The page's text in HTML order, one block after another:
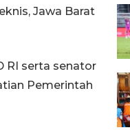
Jawa Barat
RI serta senator
Pemerintah